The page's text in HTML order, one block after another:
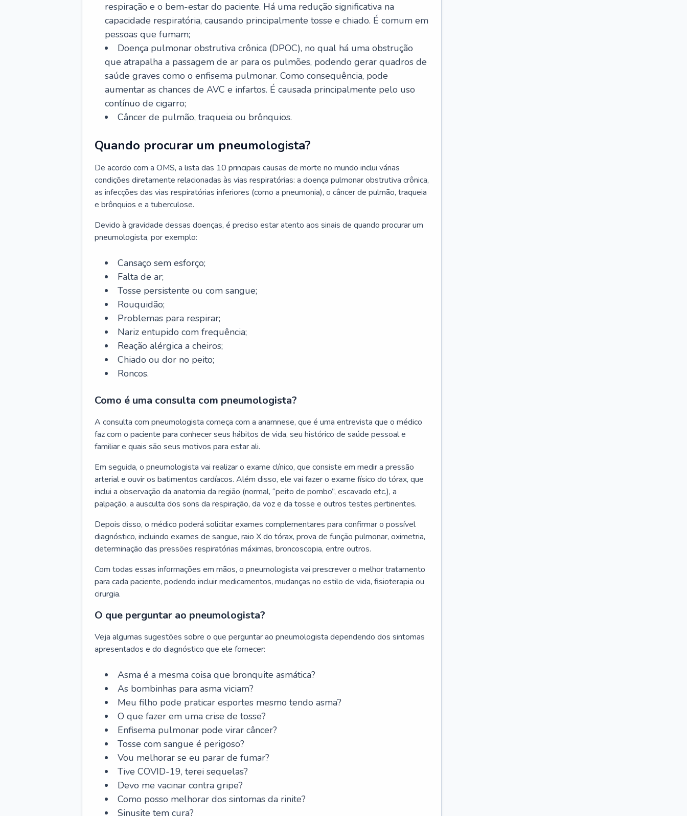
respiração e o bem-estar do paciente. Há uma redução significativa na
capacidade respiratória, causando principalmente tosse e chiado. É comum em
pessoas que fumam;
Doença pulmonar obstrutiva crônica (DPOC), no qual há uma obstrução
que atrapalha a passagem de ar para os pulmões, podendo gerar quadros de
saúde graves como o enfisema pulmonar. Como consequência, pode
aumentar as chances de AVC e infartos. É causada principalmente pelo uso
contínuo de cigarro;
Câncer de pulmão, traqueia ou brônquios.
Quando procurar um pneumologista?
De acordo com a OMS, a lista das 10 principais causas de morte no mundo inclui várias
condições diretamente relacionadas às vias respiratórias: a doença pulmonar obstrutiva crônica,
as infecções das vias respiratórias inferiores (como a pneumonia), o câncer de pulmão, traqueia
e brônquios e a tuberculose.
Devido à gravidade dessas doenças, é preciso estar atento aos sinais de quando procurar um
pneumologista, por exemplo:
Cansaço sem esforço;
Falta de ar;
Tosse persistente ou com sangue;
Rouquidão;
Problemas para respirar;
Nariz entupido com frequência;
Reação alérgica a cheiros;
Chiado ou dor no peito;
Roncos.
Como é uma consulta com pneumologista?
A consulta com pneumologista começa com a anamnese, que é uma entrevista que o médico
faz com o paciente para conhecer seus hábitos de vida, seu histórico de saúde pessoal e
familiar e quais são seus motivos para estar ali.
Em seguida, o pneumologista vai realizar o exame clínico, que consiste em medir a pressão
arterial e ouvir os batimentos cardíacos. Além disso, ele vai fazer o exame físico do tórax, que
inclui a observação da anatomia da região (normal, “peito de pombo”, escavado etc.), a
palpação, a ausculta dos sons da respiração, da voz e da tosse e outros testes pertinentes.
Depois disso, o médico poderá solicitar exames complementares para confirmar o possível
diagnóstico, incluindo exames de sangue, raio X do tórax, prova de função pulmonar, oximetria,
determinação das pressões respiratórias máximas, broncoscopia, entre outros.
Com todas essas informações em mãos, o pneumologista vai prescrever o melhor tratamento
para cada paciente, podendo incluir medicamentos, mudanças no estilo de vida, fisioterapia ou
cirurgia.
O que perguntar ao pneumologista?
Veja algumas sugestões sobre o que perguntar ao pneumologista dependendo dos sintomas
apresentados e do diagnóstico que ele fornecer:
Asma é a mesma coisa que bronquite asmática?
As bombinhas para asma viciam?
Meu filho pode praticar esportes mesmo tendo asma?
O que fazer em uma crise de tosse?
Enfisema pulmonar pode virar câncer?
Tosse com sangue é perigoso?
Vou melhorar se eu parar de fumar?
Tive COVID-19, terei sequelas?
Devo me vacinar contra gripe?
Como posso melhorar dos sintomas da rinite?
Sinusite tem cura?